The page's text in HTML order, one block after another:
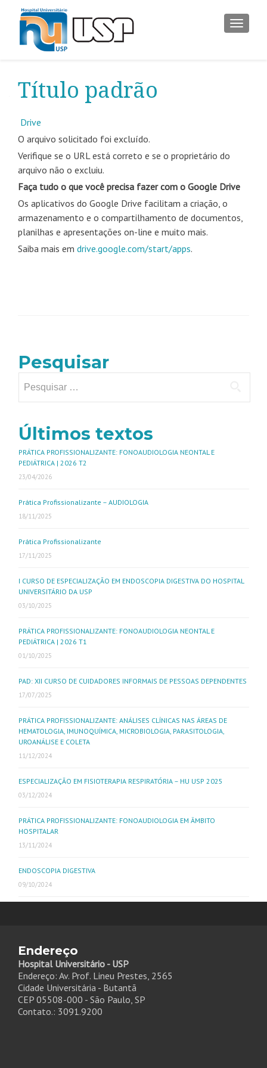
Título padrão
Drive
O arquivo solicitado foi excluído.
Verifique se o URL está correto e se o proprietário do
arquivo não o excluiu.
Faça tudo o que você precisa fazer com o Google Drive
Os aplicativos do Google Drive facilitam a criação, o
armazenamento e o compartilhamento de documentos,
planilhas e apresentações on-line e muito mais.
Saiba mais em drive.google.com/start/apps.
Pesquisar
Últimos textos
PRÁTICA PROFISSIONALIZANTE: FONOAUDIOLOGIA NEONTAL E
PEDIÁTRICA | 2026 T2
23/04/2026
Prática Profissionalizante – AUDIOLOGIA
18/11/2025
Prática Profissionalizante
17/11/2025
I CURSO DE ESPECIALIZAÇÃO EM ENDOSCOPIA DIGESTIVA DO HOSPITAL
UNIVERSITÁRIO DA USP
03/10/2025
PRÁTICA PROFISSIONALIZANTE: FONOAUDIOLOGIA NEONTAL E
PEDIÁTRICA | 2026 T1
01/10/2025
PAD: XII CURSO DE CUIDADORES INFORMAIS DE PESSOAS DEPENDENTES
17/07/2025
PRÁTICA PROFISSIONALIZANTE: ANÁLISES CLÍNICAS NAS ÁREAS DE
HEMATOLOGIA, IMUNOQUÍMICA, MICROBIOLOGIA, PARASITOLOGIA,
UROANÁLISE E COLETA
11/12/2024
ESPECIALIZAÇÃO EM FISIOTERAPIA RESPIRATÓRIA – HU USP 2025
03/12/2024
PRÁTICA PROFISSIONALIZANTE: FONOAUDIOLOGIA EM ÂMBITO
HOSPITALAR
13/11/2024
ENDOSCOPIA DIGESTIVA
09/10/2024
Endereço
Hospital Universitário - USP
Endereço: Av. Prof. Lineu Prestes, 2565
Cidade Universitária - Butantã
CEP 05508-000 - São Paulo, SP
Contato.: 3091.9200